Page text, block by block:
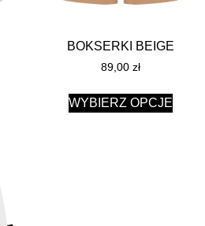
BOKSERKI BEIGE
89,00 zł
WYBIERZ OPCJE